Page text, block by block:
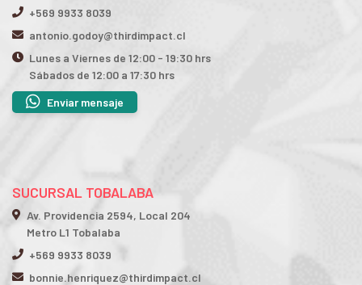
+569 9933 8039
antonio.godoy@thirdimpact.cl
Lunes a Viernes de 12:00 - 19:30 hrs
Sábados de 12:00 a 17:30 hrs
Enviar mensaje
SUCURSAL TOBALABA
Av. Providencia 2594, Local 204
Metro L1 Tobalaba
+569 9933 8039
bonnie.henriquez@thirdimpact.cl